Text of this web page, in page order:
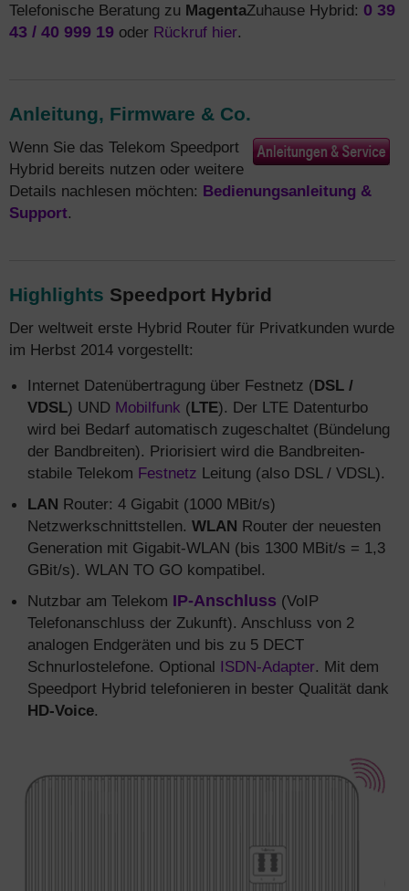
Telefonische Beratung zu MagentaZuhause Hybrid: 0 39
43 / 40 999 19 oder Rückruf hier.
Anleitung, Firmware & Co.
Wenn Sie das Telekom Speedport
Hybrid bereits nutzen oder weitere
Details nachlesen möchten: Bedienungsanleitung &
Support.
Highlights Speedport Hybrid
Der weltweit erste Hybrid Router für Privatkunden wurde
im Herbst 2014 vorgestellt:
Internet Datenübertragung über Festnetz (DSL /
VDSL) UND Mobilfunk (LTE). Der LTE Datenturbo
wird bei Bedarf automatisch zugeschaltet (Bündelung
der Bandbreiten). Priorisiert wird die Bandbreiten-
stabile Telekom Festnetz Leitung (also DSL / VDSL).
LAN Router: 4 Gigabit (1000 MBit/s)
Netzwerkschnittstellen. WLAN Router der neuesten
Generation mit Gigabit-WLAN (bis 1300 MBit/s = 1,3
GBit/s). WLAN TO GO kompatibel.
Nutzbar am Telekom IP-Anschluss (VoIP
Telefonanschluss der Zukunft). Anschluss von 2
analogen Endgeräten und bis zu 5 DECT
Schnurlostelefone. Optional ISDN-Adapter. Mit dem
Speedport Hybrid telefonieren in bester Qualität dank
HD-Voice.